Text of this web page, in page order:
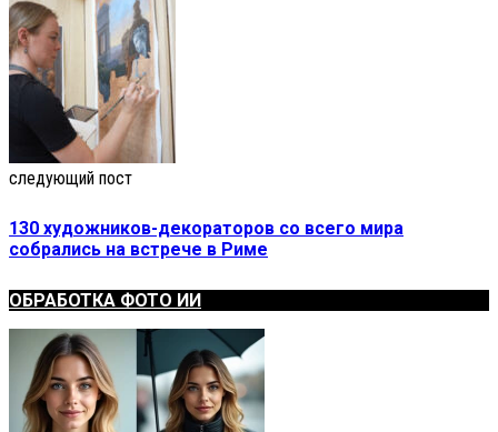
следующий пост
130 художников-декораторов со всего мира
собрались на встрече в Риме
ОБРАБОТКА ФОТО ИИ